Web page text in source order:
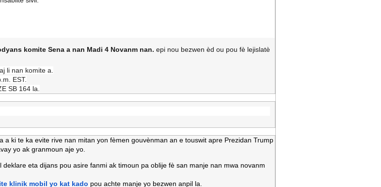
komite Sena a nan Madi 4 Novanm nan. epi nou bezwen èd ou pou fè lejislatè
li nan komite a.
EST.
SB 164 la.
a ki te ka evite rive nan mitan yon fèmen gouvènman an e touswit apre Prezidan Trump
yo ak granmoun aje yo.
eta dijans pou asire fanmi ak timoun pa oblije fè san manje nan mwa novanm
klinik mobil yo kat kado pou achte manje yo bezwen anpil la.